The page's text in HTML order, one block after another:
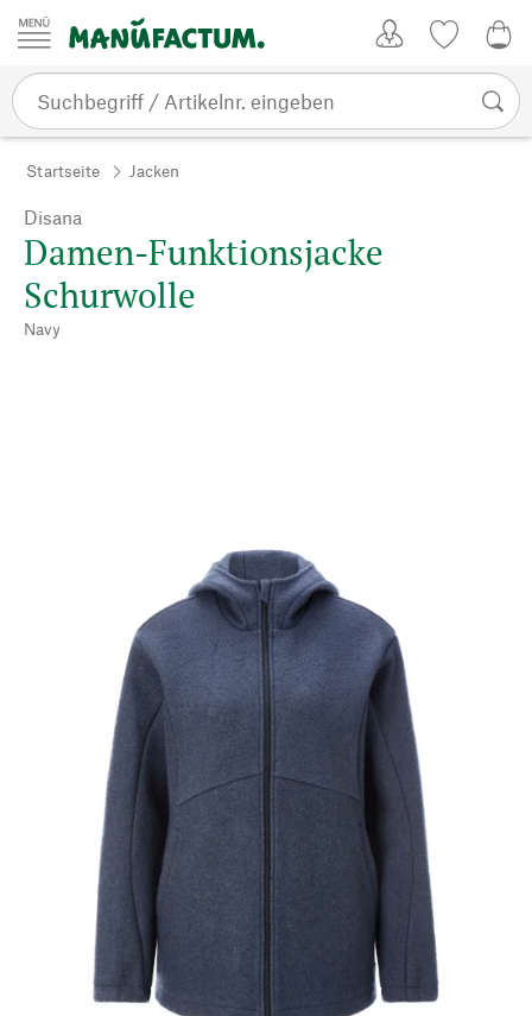
Zum Inhalt springen
Startseite Jacken
Disana
Damen-Funktionsjacke
Schurwolle
Navy